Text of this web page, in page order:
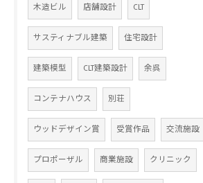
木造ビル 店舗設計 CLT
サスティナブル建築 住宅設計
建築模型 CLT建築設計 余呉
コンテナハウス 別荘
ウッドデザイン賞 受賞作品 交流施設
プロポーザル 商業施設 クリニック